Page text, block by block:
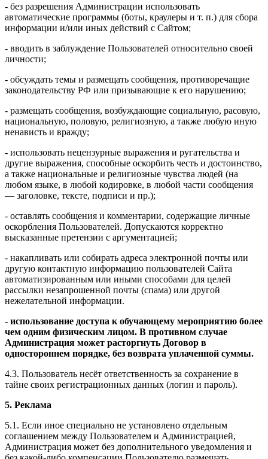
- без разрешения Администрации использовать
автоматические программы (боты, краулеры и т. п.) для сбора
информации и/или иных действий с Сайтом;
- вводить в заблуждение Пользователей относительно своей
личности;
- обсуждать темы и размещать сообщения, противоречащие
законодательству РФ или призывающие к его нарушению;
- размещать сообщения, возбуждающие социальную, расовую,
национальную, половую, религиозную, а также любую иную
ненависть и вражду;
- использовать нецензурные выражения и ругательства и
другие выражения, способные оскорбить честь и достоинство,
а также национальные и религиозные чувства людей (на
любом языке, в любой кодировке, в любой части сообщения
— заголовке, тексте, подписи и пр.);
- оставлять сообщения и комментарии, содержащие личные
оскорбления Пользователей. Допускаются корректно
высказанные претензии с аргументацией;
- накапливать или собирать адреса электронной почты или
другую контактную информацию пользователей Сайта
автоматизированным или иными способами для целей
рассылки незапрошенной почты (спама) или другой
нежелательной информации.
- использование доступа к обучающему мероприятию более
чем одним физическим лицом. В противном случае
Администрация может расторгнуть Договор в
одностороннем порядке, без возврата уплаченной суммы.
4.3. Пользователь несёт ответственность за сохранение в
тайне своих регистрационных данных (логин и пароль).
5. Реклама
5.1. Если иное специально не установлено отдельным
соглашением между Пользователем и Администрацией,
Администрация может без дополнительного уведомления и